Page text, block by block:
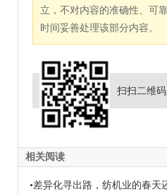
立，不对内容的准确性、可
时间妥善处理该部分内容。
扫扫二维
相关阅读
•差异化寻出路，纺机业的春天